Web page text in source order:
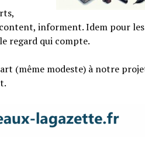
informent. Idem pour
regard qui compte.
(même modeste) à notre